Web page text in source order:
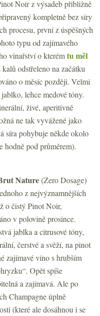
Noir z výsadeb přibližně
kompletně bez síry
procesu, první z úspěšných
typu od zajímavého
vinařství o kterémtu měl
kalů odstřeleno na začátku
o měsíc později. Velmi
lehce medové tóny.
živé, aperitivně
ne tak vyvážené jako
síra pohybuje někde okolo
hodně pod průměrem).
Nature(Zero Dosage)
z nejvýznamnějších
o čistý Pinot Noir,
v polovině prosince.
jablka a citrusové tóny,
čerstvé a svěží, na pinot
zajímavé víno s hrubším
Opět spíše
a zajímavá. Ale po
Champagne úplně
(které ale dosáhnou i se